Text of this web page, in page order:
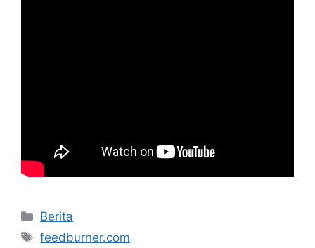
Categories
Berita
Tags
feedburner.com